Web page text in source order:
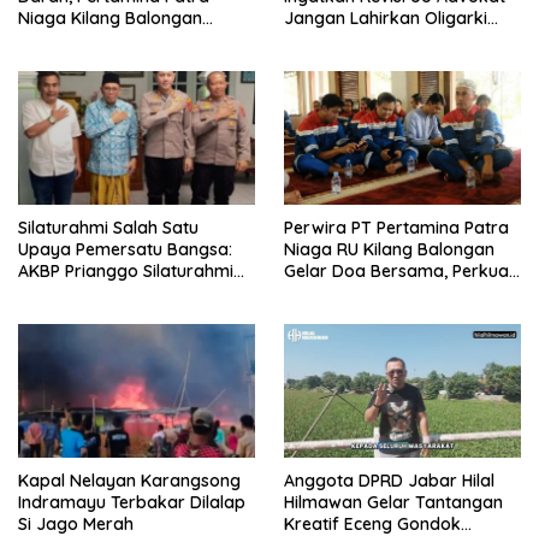
Niaga Kilang Balongan
Jangan Lahirkan Oligarki
Silaturahmi Salah Satu
Upaya Pemersatu Bangsa:
AKBP Prianggo Silaturahmi
Perwira PT Pertamina Patra
Niaga RU Kilang Balongan
Gelar Doa Bersama, Perkuat
Kapal Nelayan Karangsong
Indramayu Terbakar Dilalap
Si Jago Merah
Anggota DPRD Jabar Hilal
Hilmawan Gelar Tantangan
Kreatif Eceng Gondok